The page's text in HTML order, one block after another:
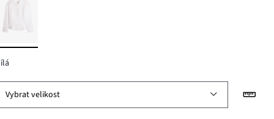
Vybrat velikost